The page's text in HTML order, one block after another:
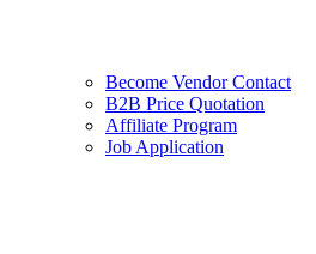
Become Vendor Contact
B2B Price Quotation
Affiliate Program
Job Application